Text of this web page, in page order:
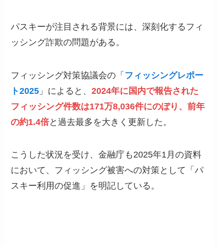
パスキーが注目される背景には、深刻化するフィ
ッシング詐欺の問題がある。
フィッシング対策協議会の「 フィッシングレポー
ト2025 」によると、2024年に国内で報告された
フィッシング件数は171万8,036件にのぼり、前年
の約1.4倍と過去最多を大きく更新した。
こうした状況を受け、金融庁も2025年1月の資料
において、フィッシング被害への対策として「パ
スキー利用の促進」を明記している。